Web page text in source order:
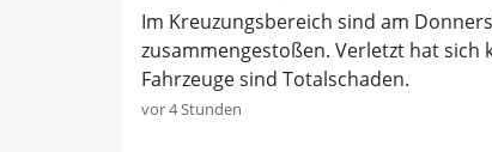
Im Kreuzungsbereich sind am
zusammengestoßen. Verletzt hat sich
Fahrzeuge sind Totalschaden.
vor 4 Stunden